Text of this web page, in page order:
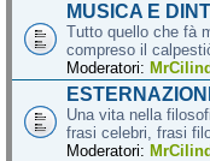
MUSICA E
Tutto quello che fà
compreso il
Moderatori:
Una vita nella
frasi celebri, frasi
Moderatori: